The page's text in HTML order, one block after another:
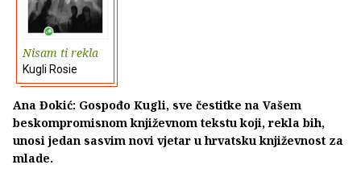
Nisam ti rekla
Kugli Rosie
Ana Đokić: Gospođo Kugli, sve čestitke na Vašem
beskompromisnom književnom tekstu koji, rekla bih,
unosi jedan sasvim novi vjetar u hrvatsku književnost za
mlade.